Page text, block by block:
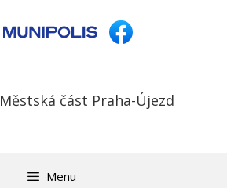
Městská část Praha-Újezd
Menu